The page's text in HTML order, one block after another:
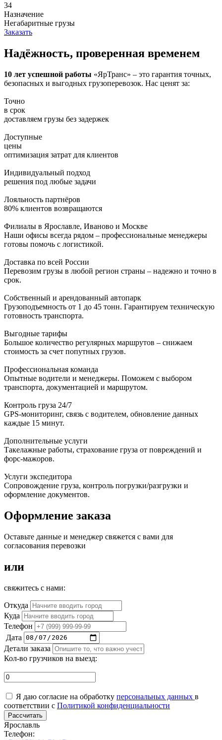
34
Назначение
Негабаритные грузы
Заказать
Надёжность, проверенная временем
10 лет успешной работы «ЯрТранс» – это гарантия точных,
безопасных и выгодных грузоперевозок. Нас ценят за:
Точно
в срок
доставляем грузы без задержек
Доступные
цены
оптимизация затрат для клиентов
Индивидуальный подход
решения под любые задачи
Лояльность партнёров
80% клиентов возвращаются
Филиалы в Ярославле, Иваново и Москве
Наши офисы всегда рядом – профессиональные менеджеры
готовы помочь с логистикой.
Доставка по всей России
Перевозим грузы в любой регион страны – надежно и точно в
срок.
Собственный и арендованный автопарк
Грузоподъемность от 1 до 45 тонн. Гарантируем техническую
готовность транспорта.
Выгодные тарифы
Большое количество регулярных маршрутов – снижаем
стоимость за счет попутных грузов.
Профессиональная команда
Опытные водители и менеджеры. Поможем с выбором
транспорта, документацией и маршрутом.
Контроль груза 24/7
GPS-мониторинг, связь с водителем, обновление данных
каждые 15 минут.
Дополнительные услуги
Такелажные работы, страхование груза от повреждений и
форс-мажоров.
Услуги экспедитора
Сопровождение груза, контроль погрузки/разгрузки и
оформление документов.
Оформление заказа
Оставьте данные и менеджер свяжется с вами для
согласования перевозки
или
свяжитесь с нами:
Откуда
Куда
Телефон
Дата
Детали заказа
Кол-во грузчиков на выезд:
Я даю согласие на обработку персональных данных в
соответствии с Политикой конфиденциальности
Рассчитать
Ярославль
Телефон: